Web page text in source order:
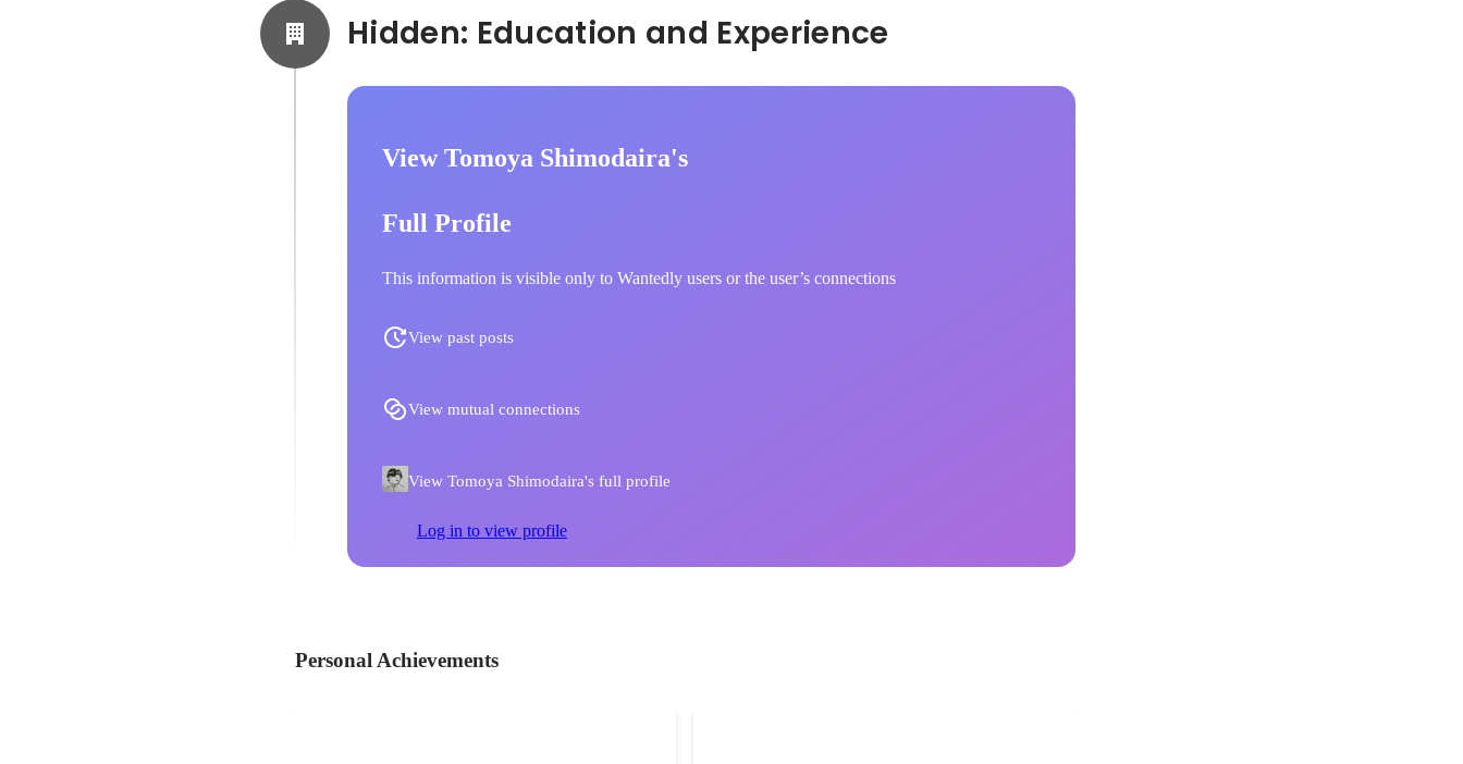
View Tomoya Shimodaira's
Full Profile
This information is visible only to Wantedly users or the user’s connections
View past posts
View mutual connections
View Tomoya Shimodaira's full profile
Log in to view profile
Personal Achievements